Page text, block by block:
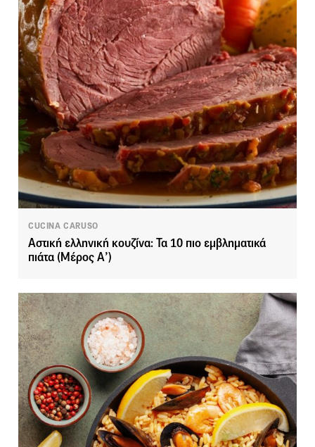
CUCINA CARUSO
Αστική ελληνική κουζίνα: Τα 10 πιο εμβληματικά
πιάτα (Μέρος Α’)